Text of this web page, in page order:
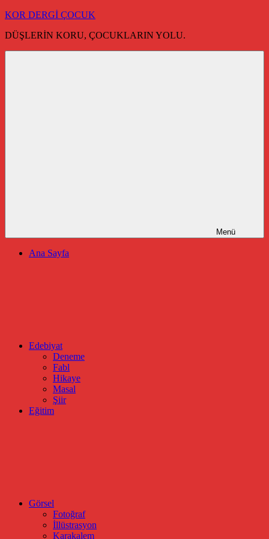
İçeriğe
KOR DERGİ ÇOCUK
DÜŞLERİN KORU, ÇOCUKLARIN YOLU.
Menü
Ana Sayfa
Edebiyat
Deneme
Fabl
Hikaye
Masal
Şiir
Eğitim
Görsel
Fotoğraf
İllüstrasyon
Karakalem